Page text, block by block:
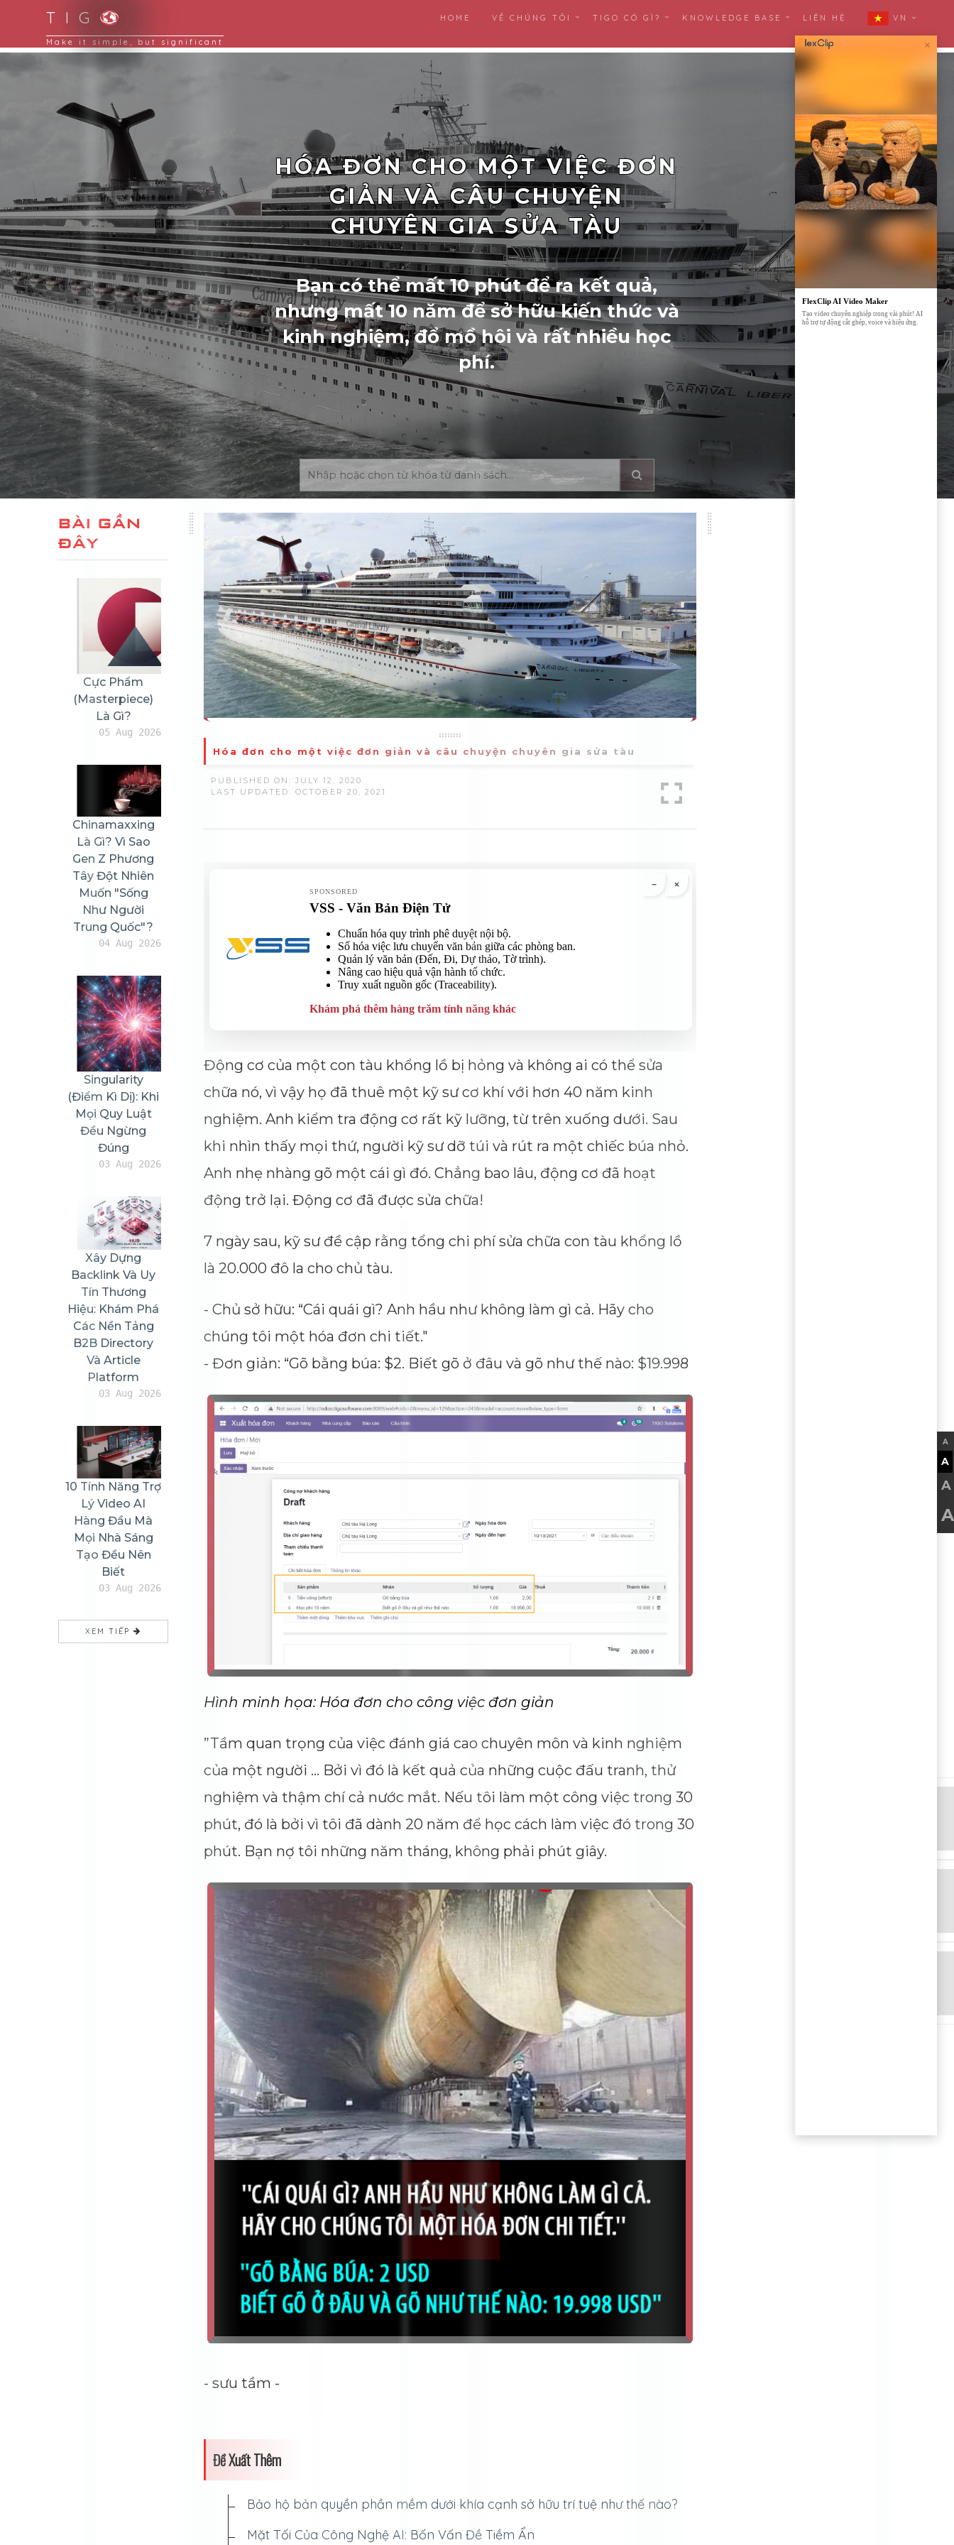
T I G HOME VỀ CHÚNG TÔI TIGO CÓ GÌ? KNOWLEDGE BASE LIÊN HỆ VN
HÓA ĐƠN CHO MỘT VIỆC ĐƠN
GIẢN VÀ CÂU CHUYỆN
CHUYÊN GIA SỬA TÀU
Bạn có thể mất 10 phút để ra kết quả,
nhưng mất 10 năm để sở hữu kiến thức và
kinh nghiệm, đổ mồ hôi và rất nhiều học
phí.
BÀI GẦN
ĐÂY
Cực Phẩm
(masterpiece)
Là Gì?
05 Aug 2026
Chinamaxxing
Là Gì? Vì Sao
Gen Z Phương
Tây Đột Nhiên
Muốn "sống
Như Người
Trung Quốc"?
04 Aug 2026
Singularity
(Điểm Kì Dị): Khi
Mọi Quy Luật
Đều Ngừng
Đúng
03 Aug 2026
Xây Dựng
Backlink Và Uy
Tín Thương
Hiệu: Khám Phá
Các Nền Tảng
B2B Directory
Và Article
Platform
03 Aug 2026
10 Tính Năng Trợ
Lý Video AI
Hàng Đầu Mà
Mọi Nhà Sáng
Tạo Đều Nên
Biết
03 Aug 2026
XEM TIẾP
Hóa đơn cho một việc đơn giản và câu chuyện chuyên gia sửa tàu
PUBLISHED ON: JULY 12, 2020
LAST UPDATED: OCTOBER 20, 2021
Động cơ của một con tàu khổng lồ bị hỏng và không ai có thể sửa
chữa nó, vì vậy họ đã thuê một kỹ sư cơ khí với hơn 40 năm kinh
nghiệm. Anh kiểm tra động cơ rất kỹ lưỡng, từ trên xuống dưới. Sau
khi nhìn thấy mọi thứ, người kỹ sư dỡ túi và rút ra một chiếc búa nhỏ.
Anh nhẹ nhàng gõ một cái gì đó. Chẳng bao lâu, động cơ đã hoạt
động trở lại. Động cơ đã được sửa chữa!
7 ngày sau, kỹ sư đề cập rằng tổng chi phí sửa chữa con tàu khổng lồ
là 20.000 đô la cho chủ tàu.
- Chủ sở hữu: “Cái quái gì? Anh hầu như không làm gì cả. Hãy cho
chúng tôi một hóa đơn chi tiết."
- Đơn giản: “Gõ bằng búa: $2. Biết gõ ở đâu và gõ như thế nào: $19.998
Hình minh họa: Hóa đơn cho công việc đơn giản
”Tầm quan trọng của việc đánh giá cao chuyên môn và kinh nghiệm
của một người ... Bởi vì đó là kết quả của những cuộc đấu tranh, thử
nghiệm và thậm chí cả nước mắt. Nếu tôi làm một công việc trong 30
phút, đó là bởi vì tôi đã dành 20 năm để học cách làm việc đó trong 30
phút. Bạn nợ tôi những năm tháng, không phải phút giây.
- sưu tầm -
Đề Xuất Thêm
Bảo hộ bản quyền phần mềm dưới khía cạnh sở hữu trí tuệ như thế nào?
Mặt Tối Của Công Nghệ AI: Bốn Vấn Đề Tiềm Ẩn
A
A
A
A
Dimensions
--
Impressions
--
Average CTR
×
FlexClip AI Video Maker
Tạo video chuyên nghiệp trong vài phút! AI
hỗ trợ tự động cắt ghép, voice và hiệu ứng.